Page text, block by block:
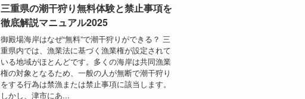
三重県の潮干狩り無料体験と禁止事項を
徹底解説マニュアル2025
御殿場海岸はなぜ“無料”で潮干狩りができる？ 三
重県内では、漁業法に基づく漁業権が設定されて
いる地域がほとんどです。多くの海岸は共同漁業
権の対象となるため、一般の人が無断で潮干狩り
をする行為は禁漁または禁止事項に該当します。
しかし、津市にあ...